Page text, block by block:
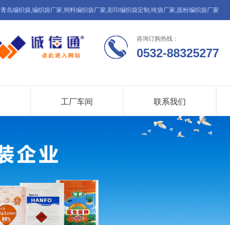
青岛编织袋,编织袋厂家,饲料编织袋厂家,彩印编织袋定制,吨袋厂家,面粉编织袋厂家
咨询订购热线：
0532-88325277
工厂车间 联系我们